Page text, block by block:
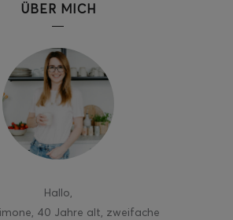
ÜBER MICH
Hallo
40 Jahre alt, zweifache